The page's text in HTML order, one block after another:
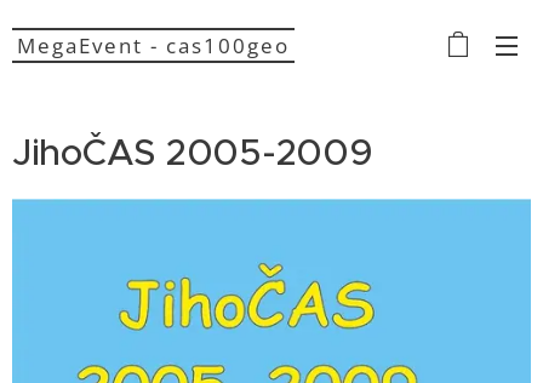
MegaEvent - cas100geo
JihoČAS 2005-2009